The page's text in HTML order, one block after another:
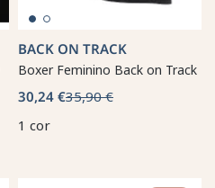
BACK ON TRACK
Boxer Feminino Back on Track
30,24 €35,90 €
1 cor